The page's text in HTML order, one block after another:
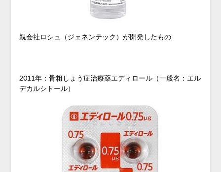
親会社ロシュ（ジェネンテック）が開発したもの
2011年：骨粗しょう症治療薬エディロール（一般名：エル
デカルシトール）